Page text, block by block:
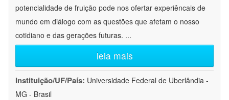
potencialidade de fruição pode nos ofertar experiêncais de
mundo em diálogo com as questões que afetam o nosso
cotidiano e das gerações futuras. ...
leia mais
Instituição/UF/País: Universidade Federal de Uberlândia -
MG - Brasil